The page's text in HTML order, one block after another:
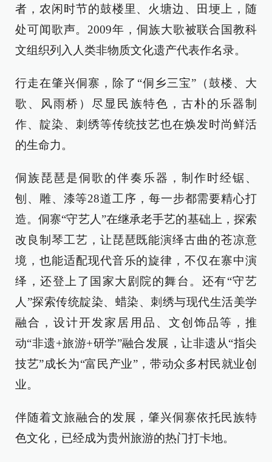
者，农闲时节的鼓楼里、火塘边、田埂上，随
处可闻歌声。2009年，侗族大歌被联合国教科
文组织列入人类非物质文化遗产代表作名录。
行走在肇兴侗寨，除了“侗乡三宝”（鼓楼、大
歌、风雨桥）尽显民族特色，古朴的乐器制
作、靛染、刺绣等传统技艺也在焕发时尚鲜活
的生命力。
侗族琵琶是侗歌的伴奏乐器，制作时经锯、
刨、雕、漆等28道工序，每一步都需要精心打
造。侗寨“守艺人”在继承老手艺的基础上，探索
改良制琴工艺，让琵琶既能演绎古曲的苍凉意
境，也能适配现代音乐的旋律，不仅在寨中演
绎，还登上了国家大剧院的舞台。还有“守艺
人”探索传统靛染、蜡染、刺绣与现代生活美学
融合，设计开发家居用品、文创饰品等，推
动“非遗+旅游+研学”融合发展，让非遗从“指尖
技艺”成长为“富民产业”，带动众多村民就业创
业。
伴随着文旅融合的发展，肇兴侗寨依托民族特
色文化，已经成为贵州旅游的热门打卡地。